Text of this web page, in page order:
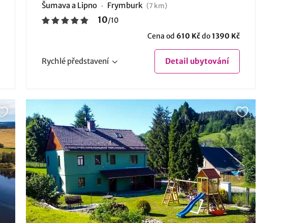
Šumava a Lipno Frymburk (7 km)
10/10
Cena od 610 Kčdo1390 Kč
Rychlé představení Detail ubytování